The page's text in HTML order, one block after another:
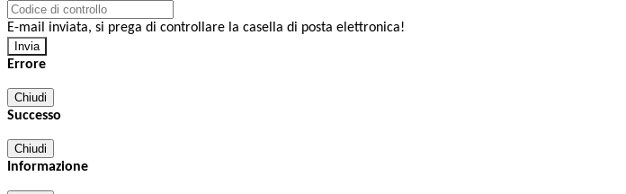
E-mail inviata, si prega di controllare la casella di posta elettronica!
Errore
Chiudi
Successo
Chiudi
Informazione